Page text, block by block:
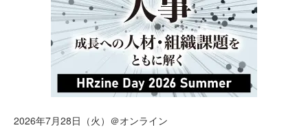
2026年7月28日（火）＠オンライン